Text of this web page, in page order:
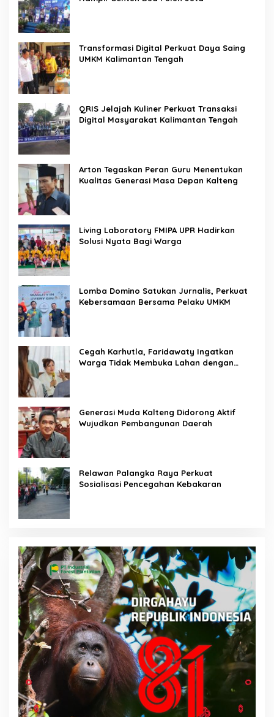
Transformasi Digital Perkuat Daya Saing
UMKM Kalimantan Tengah
QRIS Jelajah Kuliner Perkuat Transaksi
Digital Masyarakat Kalimantan Tengah
Arton Tegaskan Peran Guru Menentukan
Kualitas Generasi Masa Depan Kalteng
Living Laboratory FMIPA UPR Hadirkan
Solusi Nyata Bagi Warga
Lomba Domino Satukan Jurnalis, Perkuat
Kebersamaan Bersama Pelaku UMKM
Cegah Karhutla, Faridawaty Ingatkan
Warga Tidak Membuka Lahan dengan
Generasi Muda Kalteng Didorong Aktif
Wujudkan Pembangunan Daerah
Relawan Palangka Raya Perkuat
Sosialisasi Pencegahan Kebakaran